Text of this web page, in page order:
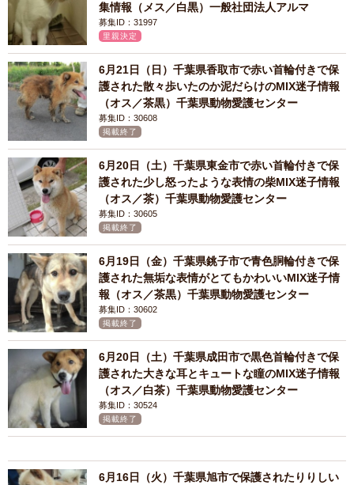
集情報（メス／白黒）一般社団法人アルマ
募集ID：31997
里親決定
6月21日（日）千葉県香取市で赤い首輪付きで保
護された散々歩いたのか泥だらけのMIX迷子情報
（オス／茶黒）千葉県動物愛護センター
募集ID：30608
掲載終了
6月20日（土）千葉県東金市で赤い首輪付きで保
護された少し怒ったような表情の柴MIX迷子情報
（オス／茶）千葉県動物愛護センター
募集ID：30605
掲載終了
6月19日（金）千葉県銚子市で青色胴輪付きで保
護された無垢な表情がとてもかわいいMIX迷子情
報（オス／茶黒）千葉県動物愛護センター
募集ID：30602
掲載終了
6月20日（土）千葉県成田市で黒色首輪付きで保
護された大きな耳とキュートな瞳のMIX迷子情報
（オス／白茶）千葉県動物愛護センター
募集ID：30524
掲載終了
6月16日（火）千葉県旭市で保護されたりりしい